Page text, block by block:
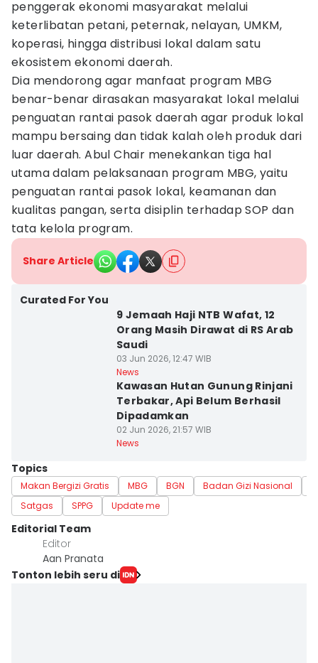
penggerak ekonomi masyarakat melalui
keterlibatan petani, peternak, nelayan, UMKM,
koperasi, hingga distribusi lokal dalam satu
ekosistem ekonomi daerah.
Dia mendorong agar manfaat program MBG
benar-benar dirasakan masyarakat lokal melalui
penguatan rantai pasok daerah agar produk lokal
mampu bersaing dan tidak kalah oleh produk dari
luar daerah. Abul Chair menekankan tiga hal
utama dalam pelaksanaan program MBG, yaitu
penguatan rantai pasok lokal, keamanan dan
kualitas pangan, serta disiplin terhadap SOP dan
tata kelola program.
Share Article
Curated For You
9 Jemaah Haji NTB Wafat, 12
Orang Masih Dirawat di RS Arab
Saudi
03 Jun 2026, 12:47 WIB
News
Kawasan Hutan Gunung Rinjani
Terbakar, Api Belum Berhasil
Dipadamkan
02 Jun 2026, 21:57 WIB
News
Topics
Makan Bergizi Gratis MBG BGN Badan Gizi Nasional
Satgas
SPPG Update me
Editorial Team
Editor
Aan Pranata
Tonton lebih seru di